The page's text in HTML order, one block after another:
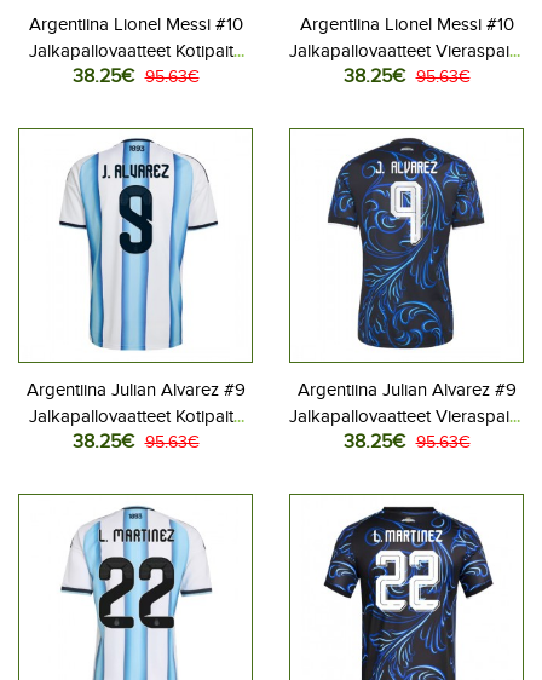
Argentiina Lionel Messi #10
Jalkapallovaatteet Kotipaita
MM-kisat 2026 Lyhythihainen
38.25€ 95.63€
Argentiina Lionel Messi #10
Jalkapallovaatteet Vieraspaita
MM-kisat 2026 Lyhythihainen
38.25€ 95.63€
Argentiina Julian Alvarez #9
Jalkapallovaatteet Kotipaita
MM-kisat 2026 Lyhythihainen
38.25€ 95.63€
Argentiina Julian Alvarez #9
Jalkapallovaatteet Vieraspaita
MM-kisat 2026 Lyhythihainen
38.25€ 95.63€